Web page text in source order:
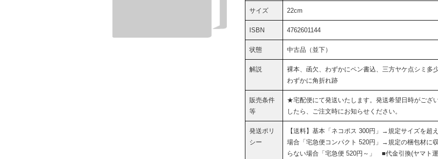
サイズ 22cm
ISBN 4762601144
状態 中古品（並下）
解説
裸本、函欠、わずかにペン書込、三方ヤケ点シミ多
わずかに角折れ跡
販売条件
等
★宅配便にて発送いたします。発送希望日時がござ
したら、ご注文時にお知らせください。
発送ポリ
シー
【送料】基本「ネコポス 300円」→規定サイズを超
場合「宅急便コンパクト 520円」→規定の梱包材に
らない場合「宅急便 520円～」 ■代金引換(ヤマト